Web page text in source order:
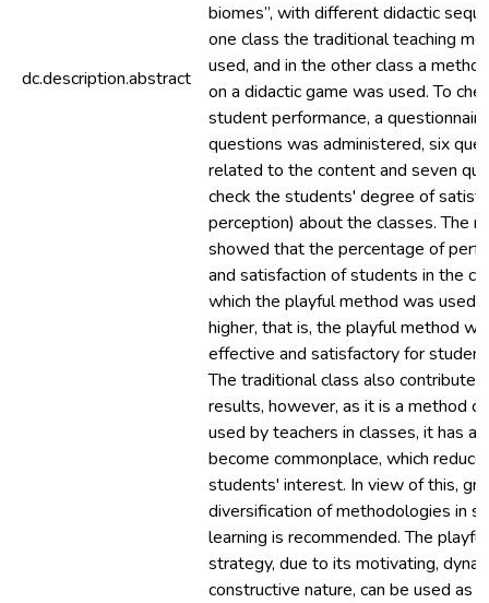
dc.description.abstract
biomes”, with different didactic
one class the traditional teaching
used, and in the other class a
on a didactic game was used. To
student performance, a
questions was administered, six
related to the content and seven
check the students' degree of
perception) about the classes. The
showed that the percentage of
and satisfaction of students in the
which the playful method was used
higher, that is, the playful method
effective and satisfactory for
The traditional class also
results, however, as it is a method
used by teachers in classes, it has
become commonplace, which
students' interest. In view of this,
diversification of methodologies in
learning is recommended. The playful
strategy, due to its motivating,
constructive nature, can be used as a